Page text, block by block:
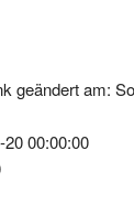
geändert am:
00:00:00